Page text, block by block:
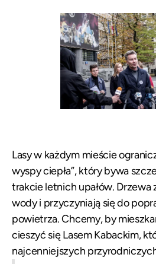
Lasy w każdym mieście
wyspy ciepła”, który bywa
trakcie letnich upałów.
wody i przyczyniają się do
powietrza. Chcemy, by
cieszyć się Lasem Kabackim,
najcenniejszych